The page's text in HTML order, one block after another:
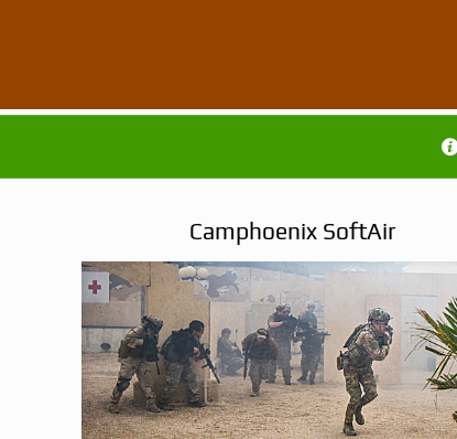
Camphoenix SoftAir